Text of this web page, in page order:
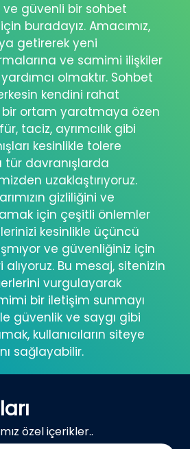
ve güvenli bir sohbet
buradayız. Amacımız,
getirerek yeni
ve samimi ilişkiler
olmaktır. Sohbet
kendini rahat
ortam yaratmaya özen
taciz, ayrımcılık gibi
kesinlikle tolere
davranışlarda
uzaklaştırıyoruz.
gizliliğini ve
için çeşitli önlemler
kesinlikle üçüncü
ve güvenliğiniz için
Bu mesaj, sitenizin
vurgulayarak
bir iletişim sunmayı
güvenlik ve saygı gibi
kullanıcıların siteye
sağlayabilir.
özel içerikler..